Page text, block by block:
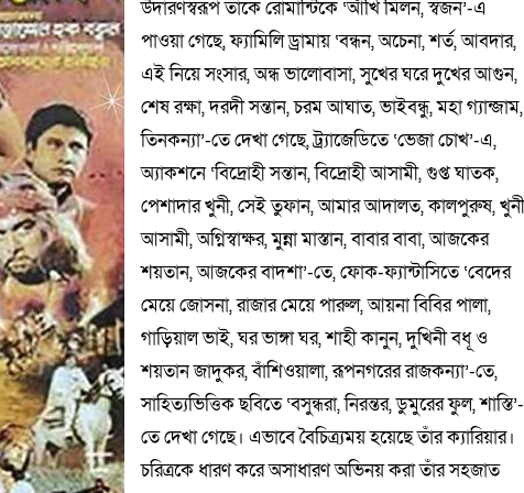
উদারণস্বরূপ তাঁকে রোমান্টিকে ‘আঁখি মিলন, স্বজন’-এ
পাওয়া গেছে, ফ্যামিলি ড্রামায় ‘বন্ধন, অচেনা, শর্ত, আবদার,
এই নিয়ে সংসার, অন্ধ ভালোবাসা, সুখের ঘরে দুখের আগুন,
শেষ রক্ষা, দরদী সন্তান, চরম আঘাত, ভাইবন্ধু, মহা গ্যান্জাম,
তিনকন্যা’-তে দেখা গেছে, ট্র্যাজেডিতে ‘ভেজা চোখ’-এ,
অ্যাকশনে ‘বিদ্রোহী সন্তান, বিদ্রোহী আসামী, গুপ্ত ঘাতক,
পেশাদার খুনী, সেই তুফান, আমার আদালত, কালপুরুষ,
আসামী, অগ্নিস্বাক্ষর, মুন্না মাস্তান, বাবার বাবা, আজকের
শয়তান, আজকের বাদশা’-তে, ফোক-ফ্যান্টাসিতে ‘বেদের
মেয়ে জোসনা, রাজার মেয়ে পারুল, আয়না বিবির পালা,
গাড়িয়াল ভাই, ঘর ভাঙ্গা ঘর, শাহী কানুন, দুখিনী বধূ ও
শয়তান জাদুকর, বাঁশিওয়ালা, রূপনগরের রাজকন্যা’-তে,
সাহিত্যভিত্তিক ছবিতে ‘বসুন্ধরা, নিরন্তর, ডুমুরের ফুল, শাস্তি’-
তে দেখা গেছে। এভাবে বৈচিত্র্যময় হয়েছে তাঁর ক্যারিয়ার।
চরিত্রকে ধারণ করে অসাধারণ অভিনয় করা তাঁর সহজাত